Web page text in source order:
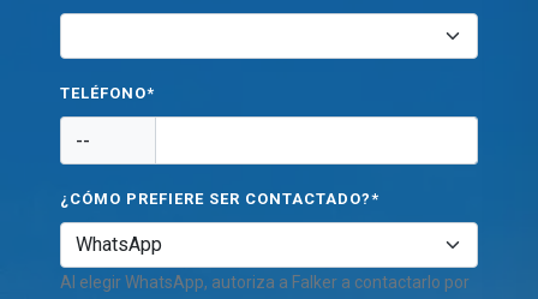
TELÉFONO*
--
¿CÓMO PREFIERE SER CONTACTADO?*
Al elegir WhatsApp, autoriza a Falker a contactarlo por